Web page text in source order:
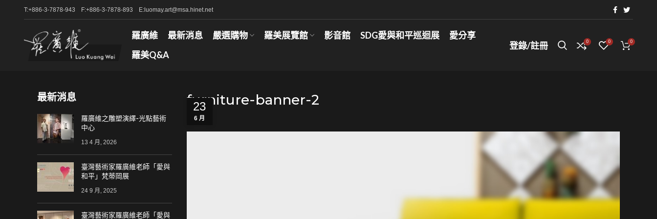
T:+886-3-7878-943 F:+886-3-7878-893 E:luomay.art@msa.hinet.net
羅廣維 最新消息 嚴選購物 羅美展覽館 影音館 SDG愛與和平巡迴展
愛分享
羅美Q&A
登錄/註冊 0 0 0
furniture-banner-2
23
6 月
最新消息
羅廣維之雕塑演繹-光點藝術
中心
13 4 月, 2026
臺灣藝術家羅廣維老師「愛與
和平」梵蒂岡展
24 9 月, 2025
臺灣藝術家羅廣維老師「愛與